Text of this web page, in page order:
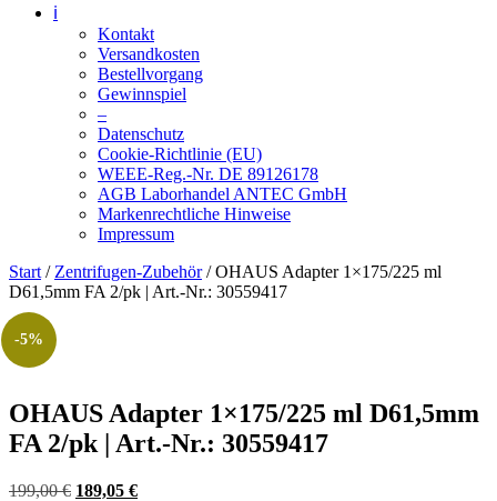
ℹ️
Kontakt
Versandkosten
Bestellvorgang
Gewinnspiel
–
Datenschutz
Cookie-Richtlinie (EU)
WEEE-Reg.-Nr. DE 89126178
AGB Laborhandel ANTEC GmbH
Markenrechtliche Hinweise
Impressum
Start / Zentrifugen-Zubehör/ OHAUS Adapter 1×175/225 ml
D61,5mm FA 2/pk | Art.-Nr.: 30559417
-5%
OHAUS Adapter 1×175/225 ml D61,5mm
FA 2/pk | Art.-Nr.: 30559417
199,00€ Ursprünglicher
189,05 €Aktueller